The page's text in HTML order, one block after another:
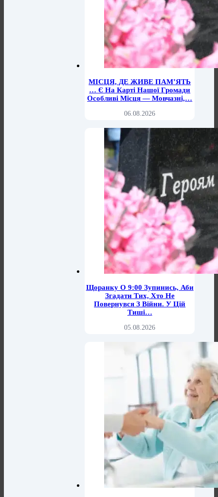
МІСЦЯ, ДЕ ЖИВЕ ПАМ’ЯТЬ
… Є На Карті Нашої Громади
Особливі Місця — Мовчазні,…
06.08.2026
Щоранку О 9:00 Зупинись, Аби
Згадати Тих, Хто Не
Повернувся З Війни. У Цій
Тиші…
05.08.2026